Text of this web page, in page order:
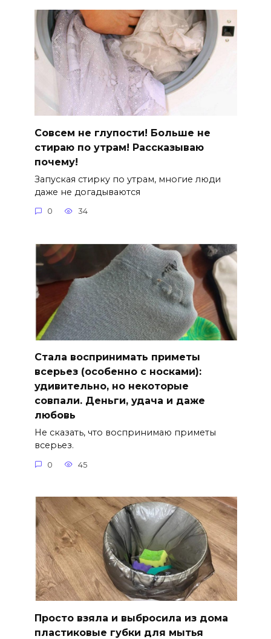
Совсем не глупости! Больше не
стираю по утрам! Рассказываю
почему!
Запуская стирку по утрам, многие люди
даже не догадываются
0 34
Стала воспринимать приметы
всерьез (особенно с носками):
удивительно, но некоторые
совпали. Деньги, удача и даже
любовь
Не сказать, что воспринимаю приметы
всерьез.
0 45
Просто взяла и выбросила из дома
пластиковые губки для мытья